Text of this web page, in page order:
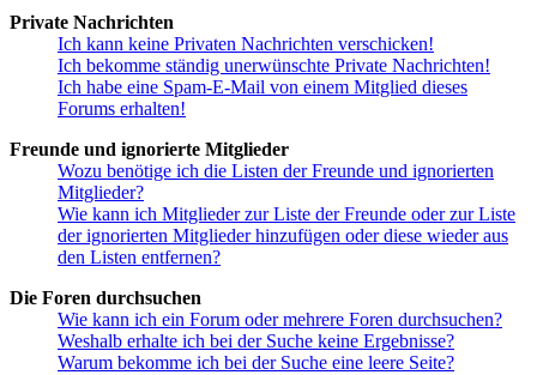
Private Nachrichten
Ich kann keine Privaten Nachrichten verschicken!
Ich bekomme ständig unerwünschte Private Nachrichten!
Ich habe eine Spam-E-Mail von einem Mitglied dieses
Forums erhalten!
Freunde und ignorierte Mitglieder
Wozu benötige ich die Listen der Freunde und ignorierten
Mitglieder?
Wie kann ich Mitglieder zur Liste der Freunde oder zur Liste
der ignorierten Mitglieder hinzufügen oder diese wieder aus
den Listen entfernen?
Die Foren durchsuchen
Wie kann ich ein Forum oder mehrere Foren durchsuchen?
Weshalb erhalte ich bei der Suche keine Ergebnisse?
Warum bekomme ich bei der Suche eine leere Seite?